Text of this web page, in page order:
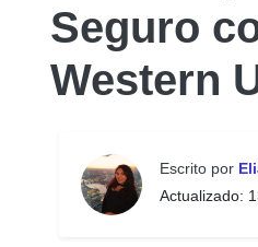
Seguro
Western
Escrito por
Actualizado: